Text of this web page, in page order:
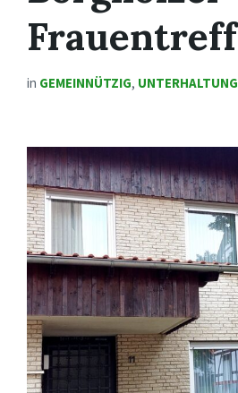
Frauentreff
in GEMEINNÜTZIG, UNTERHALTUNG